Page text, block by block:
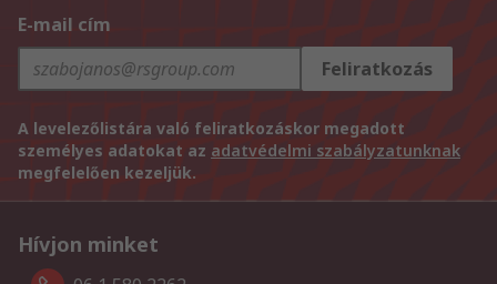
E-mail cím
Feliratkozás
A levelezőlistára való feliratkozáskor megadott
személyes adatokat az adatvédelmi szabályzatunknak
megfelelően kezeljük.
Hívjon minket